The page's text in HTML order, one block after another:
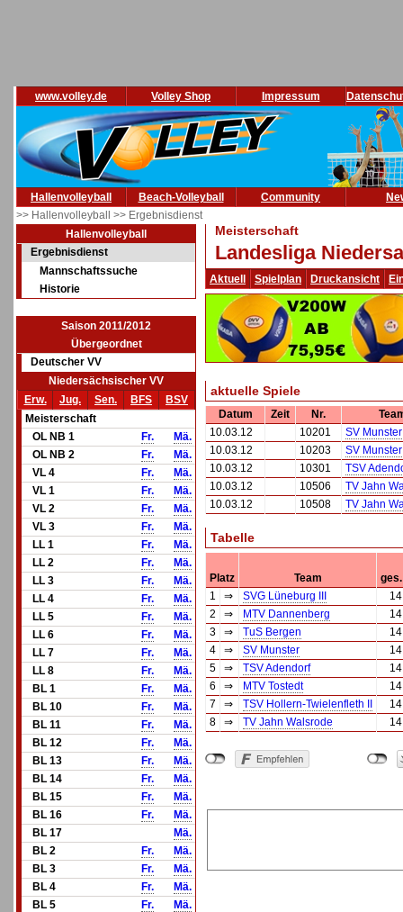
www.volley.de Volley Shop Impressum
Hallenvolleyball Beach-Volleyball Community
>> Hallenvolleyball >> Ergebnisdienst
Hallenvolleyball
Ergebnisdienst
Mannschaftssuche
Historie
Saison 2011/2012
Übergeordnet
Deutscher VV
Niedersächsischer VV
Erw.
Jug. Sen. BFS
BSV
Meisterschaft
OL NB 1
Fr.
Mä.
OL NB 2
Fr.
Mä.
VL 4
Fr.
Mä.
VL 1
Fr.
Mä.
VL 2
Fr.
Mä.
VL 3
Fr.
Mä.
LL 1
Fr.
Mä.
LL 2
Fr.
Mä.
LL 3
Fr.
Mä.
LL 4
Fr.
Mä.
LL 5
Fr.
Mä.
LL 6
Fr.
Mä.
LL 7
Fr.
Mä.
LL 8
Fr.
Mä.
BL 1
Fr.
Mä.
BL 10
Fr.
Mä.
BL 11
Fr.
Mä.
BL 12
Fr.
Mä.
BL 13
Fr.
Mä.
BL 14
Fr.
Mä.
BL 15
Fr.
Mä.
BL 16
Fr.
Mä.
BL 17
Mä.
BL 2
Fr.
Mä.
BL 3
Fr.
Mä.
BL 4
Fr.
Mä.
BL 5
Fr.
Mä.
Meisterschaft
Landesliga
Aktuell Spielplan Druckansicht
aktuelle Spiele
Datum Zeit Nr.
10.03.12
10201
SV Munster
10.03.12
10203
SV Munster
10.03.12
10301
TSV
10.03.12
10506
TV Jahn
10.03.12
10508 TV Jahn
Tabelle
Platz Team
ges.
1
⇒ SVG Lüneburg III
14
2
⇒ MTV Dannenberg
14
3
⇒ TuS Bergen
14
4
⇒ SV Munster
14
5
⇒ TSV Adendorf
14
6
⇒ MTV Tostedt
14
7
⇒ TSV Hollern-Twielenfleth II
14
8
⇒ TV Jahn Walsrode 14